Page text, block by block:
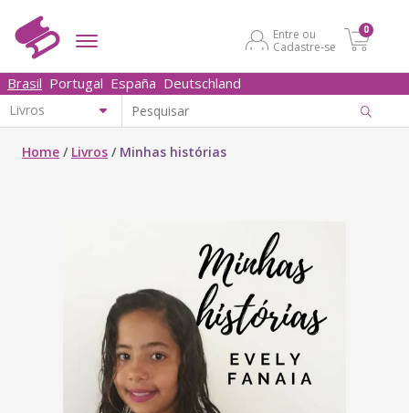
Entre ou
Cadastre-se
0
Brasil Portugal España Deutschland
Home / Livros / Minhas histórias